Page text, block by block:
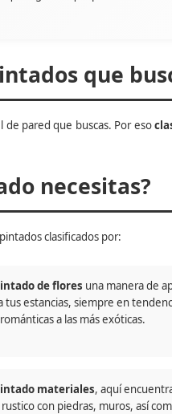
que
pared que buscas. Por eso
necesitas?
clasificados por:
de flores una manera de
tus estancias, siempre en
a las más exóticas.
materiales, aquí
con piedras, muros, así